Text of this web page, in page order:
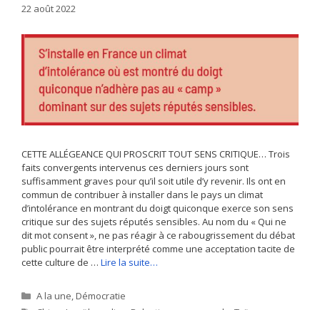
22 août 2022
CETTE ALLÉGEANCE QUI PROSCRIT TOUT SENS CRITIQUE… Trois
faits convergents intervenus ces derniers jours sont
suffisamment graves pour qu’il soit utile d’y revenir. Ils ont en
commun de contribuer à installer dans le pays un climat
d’intolérance en montrant du doigt quiconque exerce son sens
critique sur des sujets réputés sensibles. Au nom du « Qui ne
dit mot consent », ne pas réagir à ce rabougrissement du débat
public pourrait être interprété comme une acceptation tacite de
cette culture de … Lire la suite…
Catégories
A la une Démocratie